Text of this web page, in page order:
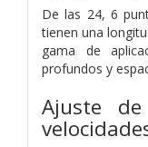
De las 24, 6
tienen una
gama de
profundos y
Ajuste